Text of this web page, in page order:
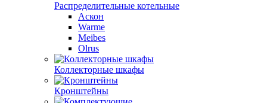
Распределительные котельные
Аскон
Warme
Meibes
Olrus
Коллекторные шкафы
Кронштейны